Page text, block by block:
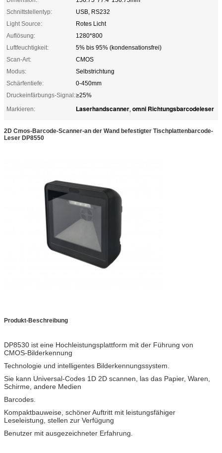
Schnittstellentyp:
USB, RS232
Light Source:
Rotes Licht
Auflösung:
1280*800
Luftfeuchtigkeit:
5% bis 95% (kondensationsfrei)
Scan-Art:
CMOS
Modus:
Selbstrichtung
Schärfentiefe:
0-450mm
Druckeinfärbungs-Signal:≥25%
Markieren:
Laserhandscanner, omni Richtungsbarcodeleser
2D Cmos-Barcode-Scanner-an der Wand befestigter Tischplattenbarcode-
Leser DP8550
Produkt-Beschreibung
DP8530 ist eine Hochleistungsplattform mit der Führung von
CMOS-Bilderkennung
Technologie und intelligentes Bilderkennungssystem.
Sie kann Universal-Codes 1D 2D scannen, las das Papier, Waren,
Schirme, andere Medien
Barcodes.
Kompaktbauweise, schöner Auftritt mit leistungsfähiger
Leseleistung, stellen zur Verfügung
Benutzer mit ausgezeichneter Erfahrung.